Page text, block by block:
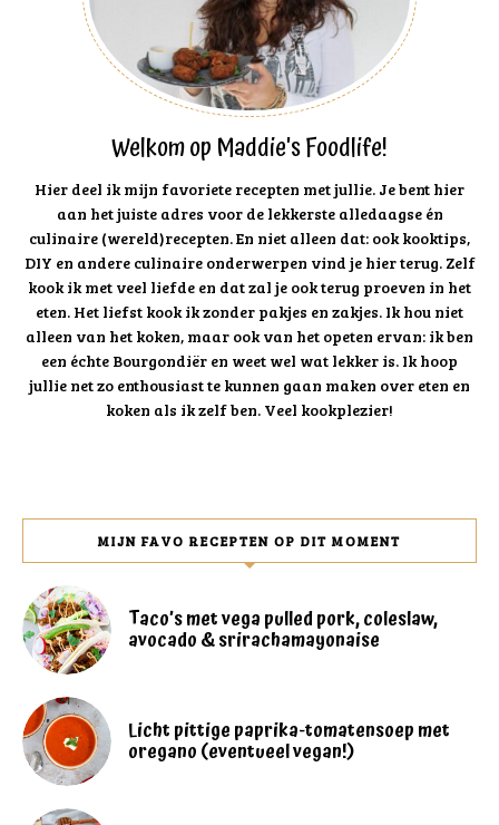
Welkom op Maddie's Foodlife!
Hier deel ik mijn favoriete recepten met jullie. Je bent hier
aan het juiste adres voor de lekkerste alledaagse én
culinaire (wereld)recepten. En niet alleen dat: ook kooktips,
DIY en andere culinaire onderwerpen vind je hier terug. Zelf
kook ik met veel liefde en dat zal je ook terug proeven in het
eten. Het liefst kook ik zonder pakjes en zakjes. Ik hou niet
alleen van het koken, maar ook van het opeten ervan: ik ben
een échte Bourgondiër en weet wel wat lekker is. Ik hoop
jullie net zo enthousiast te kunnen gaan maken over eten en
koken als ik zelf ben. Veel kookplezier!
MIJN FAVO RECEPTEN OP DIT MOMENT
Taco’s met vega pulled pork, coleslaw,
avocado & srirachamayonaise
Licht pittige paprika-tomatensoep met
oregano (eventueel vegan!)